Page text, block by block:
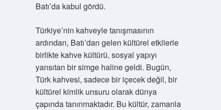
Batı’da kabul gördü.
Türkiye’nin kahveyle tanışmasının
ardından, Batı’dan gelen kültürel etkilerle
birlikte kahve kültürü, sosyal yapıyı
yansıtan bir simge haline geldi. Bugün,
Türk kahvesi, sadece bir içecek değil, bir
kültürel kimlik unsuru olarak dünya
çapında tanınmaktadır. Bu kültür, zamanla